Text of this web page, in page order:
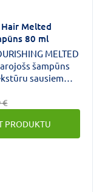
Hair Melted
80 ml
MELTED
šampūns
sausiem
€
PRODUKTU